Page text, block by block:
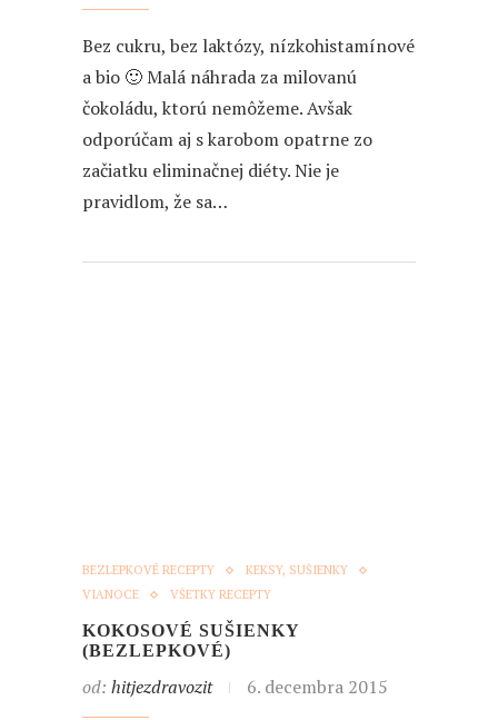
Bez cukru, bez laktózy, nízkohistamínové
a bio 🙂 Malá náhrada za milovanú
čokoládu, ktorú nemôžeme. Avšak
odporúčam aj s karobom opatrne zo
začiatku eliminačnej diéty. Nie je
pravidlom, že sa…
BEZLEPKOVÉ RECEPTY
KEKSY, SUŠIENKY
VIANOCE
VŠETKY RECEPTY
KOKOSOVÉ SUŠIENKY
(BEZLEPKOVÉ)
od: hitjezdravozit 6. decembra 2015